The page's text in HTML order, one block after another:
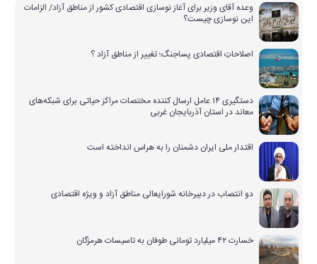
وعده آقای وزیر برای آغاز نوسازی اقتصادی کشور از مناطق آزاد/ الزامات
این نوسازی چیست؟
اصلاحاتِ اقتصادی پساجنگ؛ تغییر از مناطق آزاد ؟
دستگیری ۱۴ عامل ارسال کننده مختصات مراکز حیاتی برای شبکه‌های
معاند در استان آذربایجان غربی
اقتدار ملی ایران دشمنان را به هراس انداخته است
دو انتصاب در دبیرخانه شورایعالی مناطق آزاد و ویژه اقتصادی
خسارت ۴۲ میلیارد تومانی طوفان به تاسیسات هرمزگان